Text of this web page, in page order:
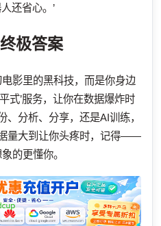
还省心。’
极答案
影里的黑科技，而是你身边
式’服务，让你在数据爆炸时
分析、分享，还是AI训练，
量大到让你头疼时，记得——
的更懂你。